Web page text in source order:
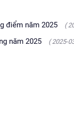
điểm năm 2025 (
năm 2025 ( 2025-